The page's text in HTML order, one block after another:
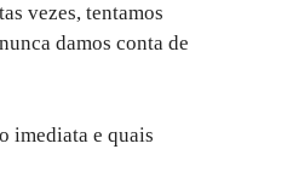
vezes, tentamos
damos conta de
imediata e quais